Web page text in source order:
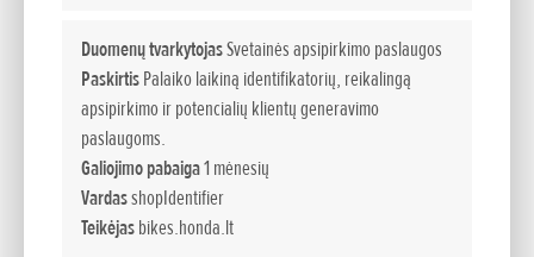
Duomenų tvarkytojasSvetainės apsipirkimo paslaugos
PaskirtisPalaiko laikiną identifikatorių, reikalingą
apsipirkimo ir potencialių klientų generavimo
paslaugoms.
Galiojimo pabaiga1 mėnesių
VardasshopIdentifier
Teikėjasbikes.honda.lt
užtikrina lengvą modelio „CRF50F“ valdymą ir leidžia
mėgautis šio motociklo teikiamais malonumais. Tvirtas ir
patikimas, išsiskiriantis agresyviu dizainu ir žemai
montuojamu krėslu (550 mm), „CRF“ puikiausiai tinka net
patiems mažiausiems šeimos nariams ir leidžia jiems
pajausti „Honda“ stiliaus motociklų sporto teikiamus
malonumus.